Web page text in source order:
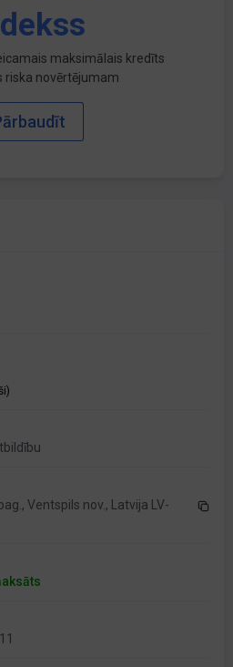
maksimālais kredīts
riska novērtējumam
Ventspils nov., Latvija LV-